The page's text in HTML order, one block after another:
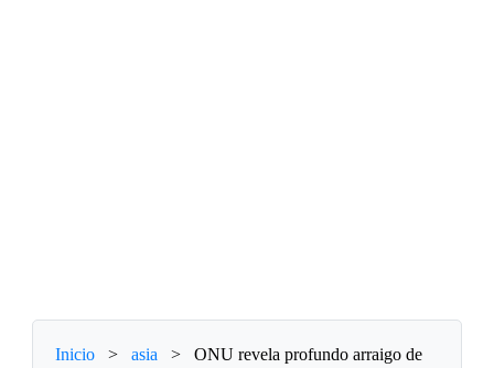
Inicio > asia >
ONU revela profundo arraigo de